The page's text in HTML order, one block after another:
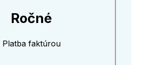
Ročné
Platba faktúrou